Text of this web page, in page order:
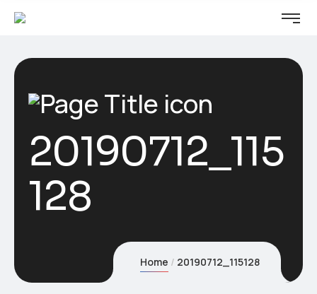
20190712_115
128
Home 20190712_115128